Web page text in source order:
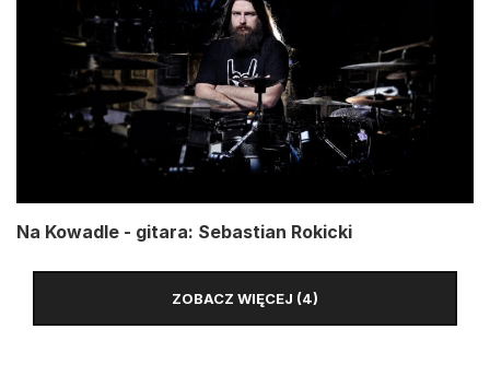
Na Kowadle - gitara: Sebastian Rokicki
ZOBACZ WIĘCEJ (4)